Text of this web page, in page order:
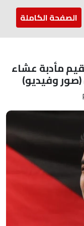
ارسل لنا
الصفحة الكاملة
مأدبة عشاء
وفيديو)